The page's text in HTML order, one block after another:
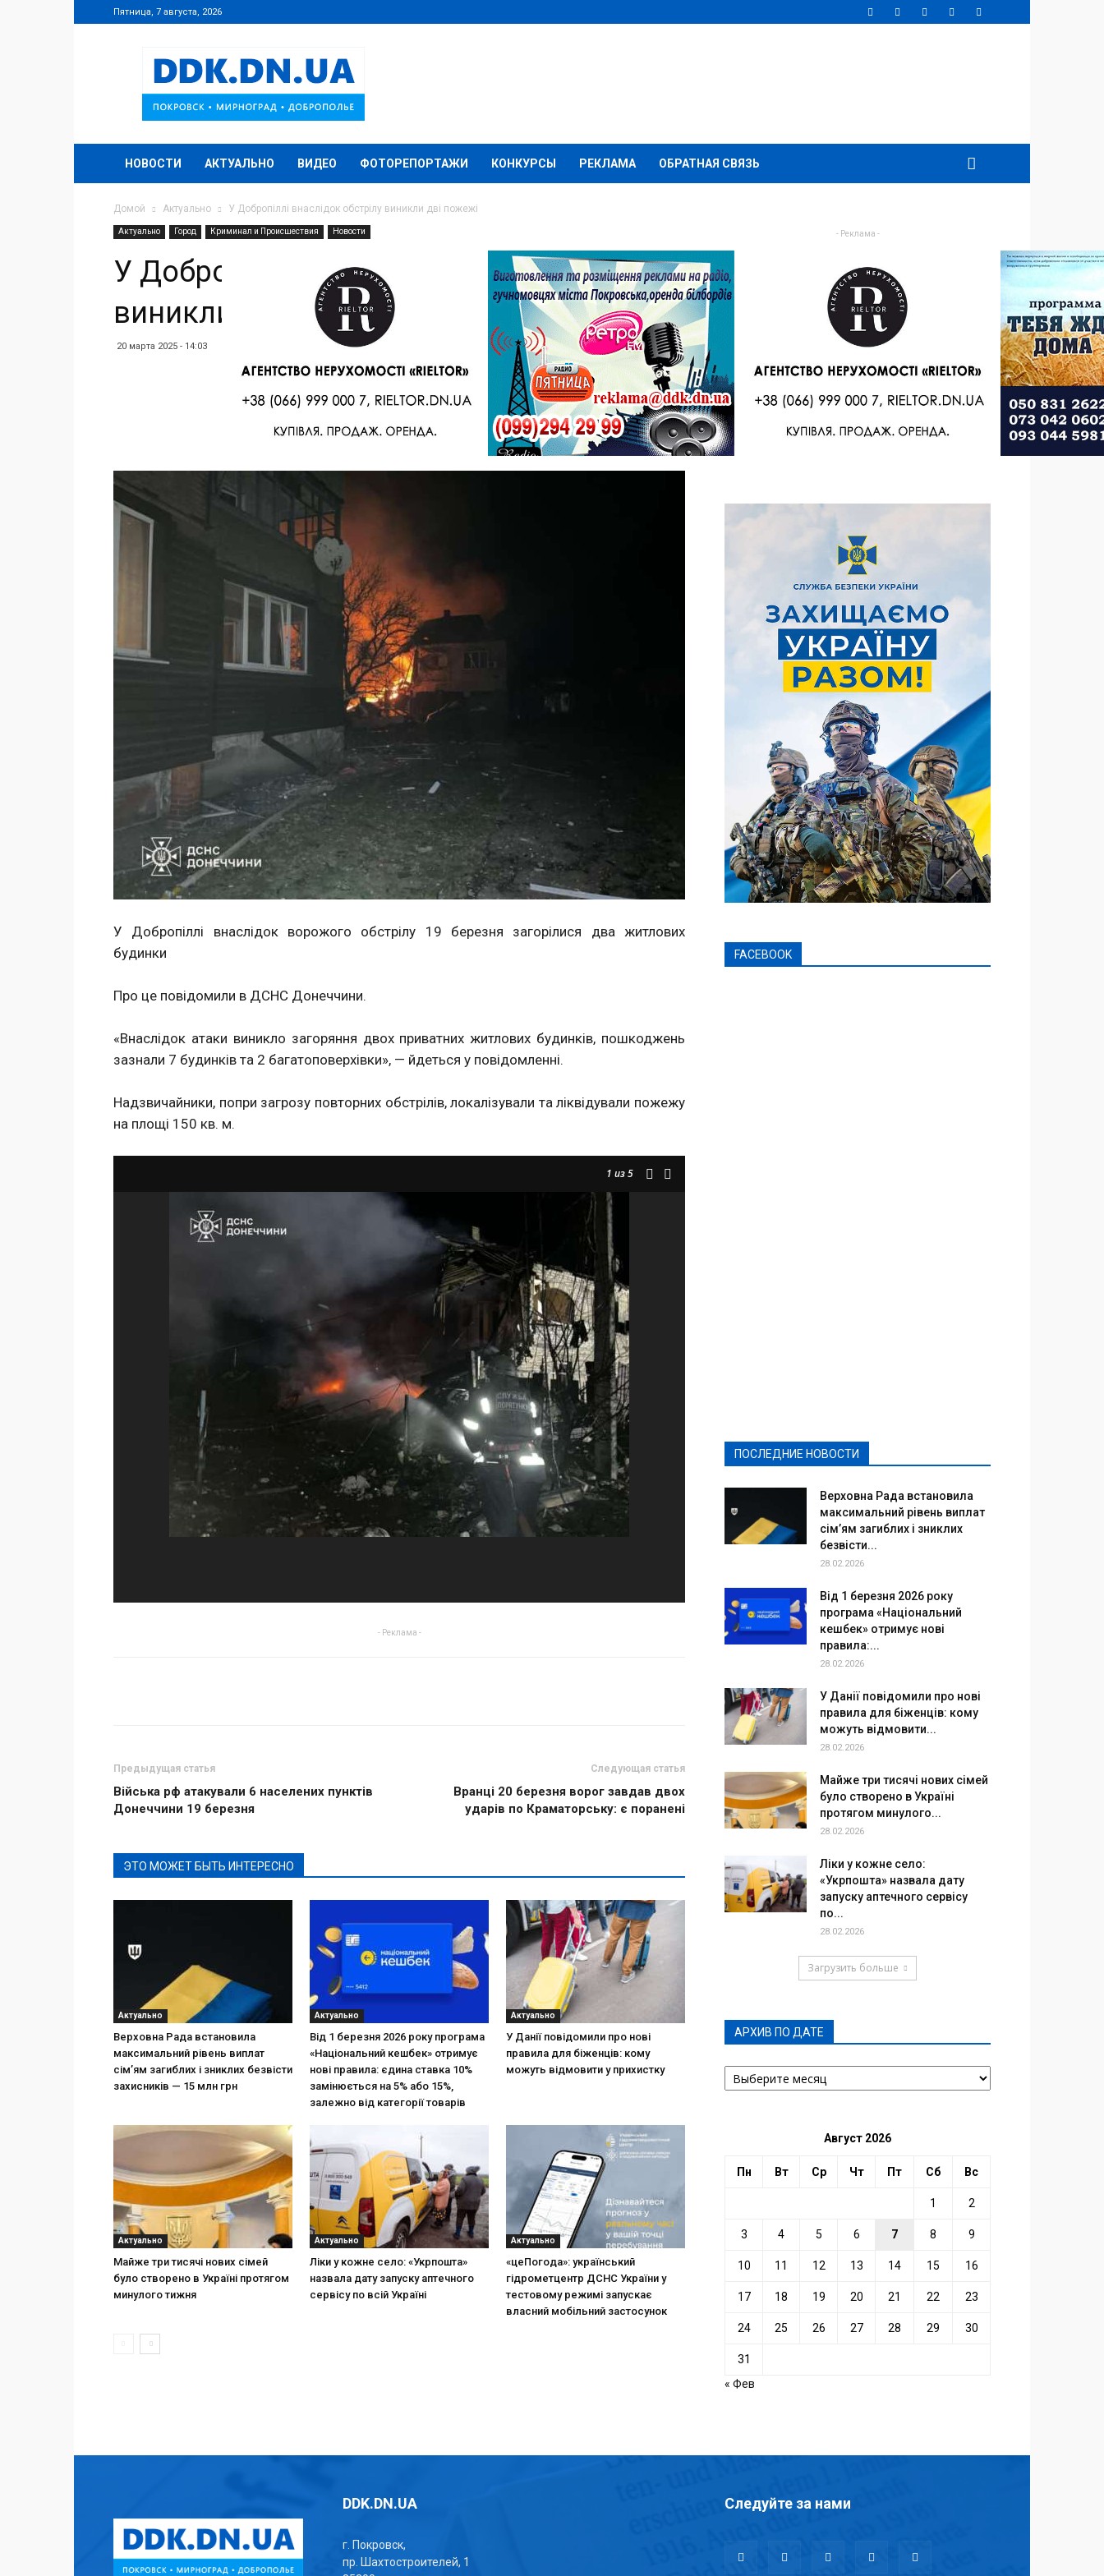
Пятница, 7 августа, 2026
DDK.DN.UA
НОВОСТИ АКТУАЛЬНО ВИДЕО ФОТОРЕПОРТАЖИ КОНКУРСЫ РЕКЛАМА ОБРАТНАЯ СВЯЗЬ
Домой Актуально У Добропіллі внаслідок обстрілу виникли дві пожежі
Актуально Город Криминал и Происшествия Новости
У Добропіллі внаслідок обстрілу
виникли дві пожежі
20 марта 2025 - 14:03
У Добропіллі внаслідок ворожого обстрілу 19 березня загорілися два житлових
будинки
Про це повідомили в ДСНС Донеччини.
«Внаслідок атаки виникло загоряння двох приватних житлових будинків, пошкоджень
зазнали 7 будинків та 2 багатоповерхівки», — йдеться у повідомленні.
Надзвичайники, попри загрозу повторних обстрілів, локалізували та ліквідували пожежу
на площі 150 кв. м.
1 из 5
- Реклама -
Предыдущая статья
Війська рф атакували 6 населених пунктів
Донеччини 19 березня
Следующая статья
Вранці 20 березня ворог завдав двох
ударів по Краматорську: є поранені
ЭТО МОЖЕТ БЫТЬ ИНТЕРЕСНО
Актуально
Верховна Рада встановила
максимальний рівень виплат
сім’ям загиблих і зниклих безвісти
захисників — 15 млн грн
Актуально
Від 1 березня 2026 року програма
«Національний кешбек» отримує
нові правила: єдина ставка 10%
замінюється на 5% або 15%,
залежно від категорії товарів
Актуально
У Данії повідомили про нові
правила для біженців: кому
можуть відмовити у прихистку
Актуально
Майже три тисячі нових сімей
було створено в Україні протягом
минулого тижня
Актуально
Ліки у кожне село: «Укрпошта»
назвала дату запуску аптечного
сервісу по всій Україні
Актуально
«цеПогода»: український
гідрометцентр ДСНС України у
тестовому режимі запускає
власний мобільний застосунок
- Реклама -
FACEBOOK
ПОСЛЕДНИЕ НОВОСТИ
Верховна Рада встановила
максимальний рівень виплат
сім’ям загиблих і зниклих
безвісти...
28.02.2026
Від 1 березня 2026 року
програма «Національний
кешбек» отримує нові
правила:...
28.02.2026
У Данії повідомили про нові
правила для біженців: кому
можуть відмовити...
28.02.2026
Майже три тисячі нових сімей
було створено в Україні
протягом минулого...
28.02.2026
Ліки у кожне село:
«Укрпошта» назвала дату
запуску аптечного сервісу
по...
28.02.2026
Загрузить больше
АРХИВ ПО ДАТЕ
АРХИВ
ПО
Август 2026
Пн Вт Ср Чт Пт Сб Вс
1 2
3 4 5 6 7 8 9
10 11 12 13 14 15 16
17 18 19 20 21 22 23
24 25 26 27 28 29 30
31
« Фев
DDK.DN.UA
г. Покровск,
пр. Шахтостроителей, 1
Следуйте за нами